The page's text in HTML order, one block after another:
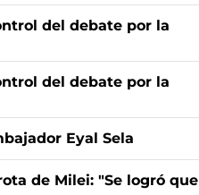
del debate por la
del debate por la
Eyal Sela
de Milei: "Se logró que